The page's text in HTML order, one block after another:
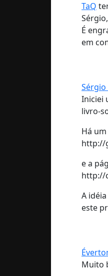
TaQ
É
em
Sérgio
Iniciei
livro-
Há
http://
e a
http://
A
este
Muito